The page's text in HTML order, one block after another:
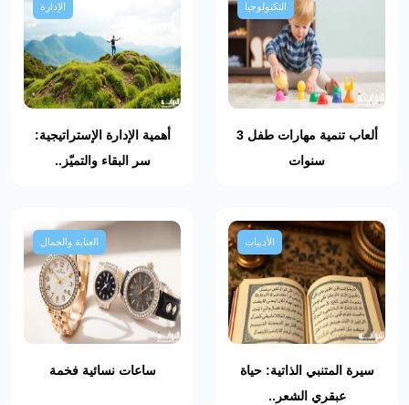
التكنولوجيا
ألعاب تنمية مهارات طفل 3
سنوات
الإدارة
أهمية الإدارة الإستراتيجية:
سر البقاء والتميّز..
الأدبيات
سيرة المتنبي الذاتية: حياة
عبقري الشعر..
العناية والجمال
ساعات نسائية فخمة